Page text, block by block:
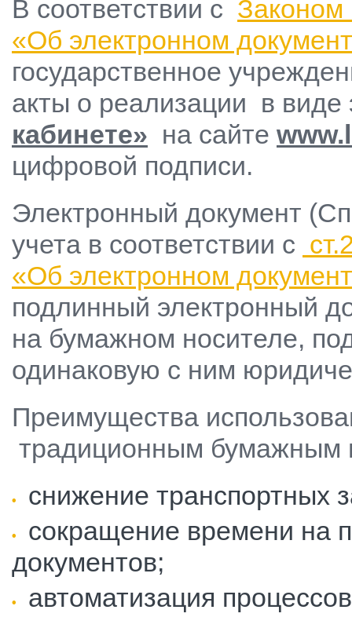
В соответствии с Законом
«Об электронном
государственное
акты о реализации в виде
кабинете» на сайте www.
цифровой подписи.
Электронный документ
учета в соответствии с
«Об электронном
подлинный электронный
на бумажном носителе,
одинаковую с ним
Преимущества
традиционным бумажным
снижение транспортных
сокращение времени на
документов;
автоматизация